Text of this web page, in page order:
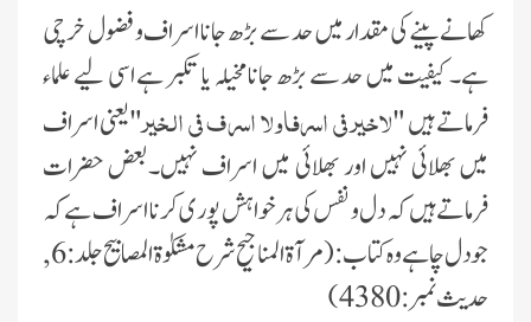
کھانے پینے کی مقدار میں حد سے بڑھ جانا اسراف و فضول خرچی
ہے۔کیفیت میں حد سے بڑھ جانا مخیلہ یا تکبر ہے اسی لیے علماء
فرماتے ہیں "لاخیر فی اسرفاولا اسرف فی الخیر"یعنی اسراف
میں بھلائی نہیں اور بھلائی میں اسراف نہیں۔بعض حضرات
فرماتے ہیں کہ دل و نفس کی ہر خواہش پوری کرنا اسراف ہے کہ
جو دل چاہے وہ کتاب:(مرآۃ المناجیح شرح مشکوٰۃ المصابیح جلد:6 ,
حدیث نمبر:4380)